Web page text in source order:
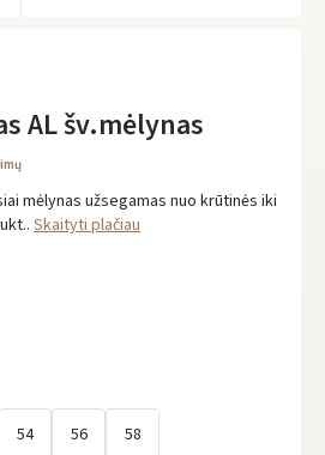
AL šv.mėlynas
mėlynas užsegamas nuo krūtinės iki
Skaityti plačiau
54 56 58